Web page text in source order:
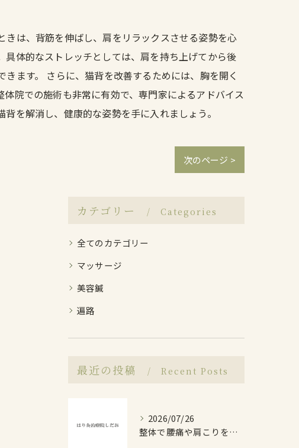
は、背筋を伸ばし、肩をリラックスさせる姿勢を心
体的なストレッチとしては、肩を持ち上げてから後
ます。 さらに、猫背を改善するためには、胸を開く
院での施術も非常に有効で、専門家によるアドバイス
を解消し、健康的な姿勢を手に入れましょう。
次のページ >
カテゴリー Categories
全てのカテゴリー
マッサージ
美容鍼
遍路
最近の投稿 Recent Posts
2026/07/26
整体で腰痛や肩こりを高知県で改善したい人のための選び方ガイド